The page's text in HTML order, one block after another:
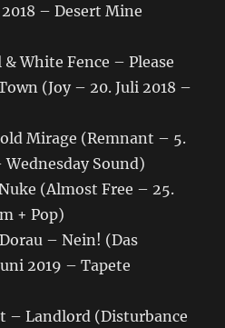
– Desert Mine
White Fence – Please
(Joy – 20. Juli 2018 –
Mirage (Remnant – 5.
Sound)
(Almost Free – 25.
+ Pop)
– Nein! (Das
2019 – Tapete
– Landlord (Disturbance